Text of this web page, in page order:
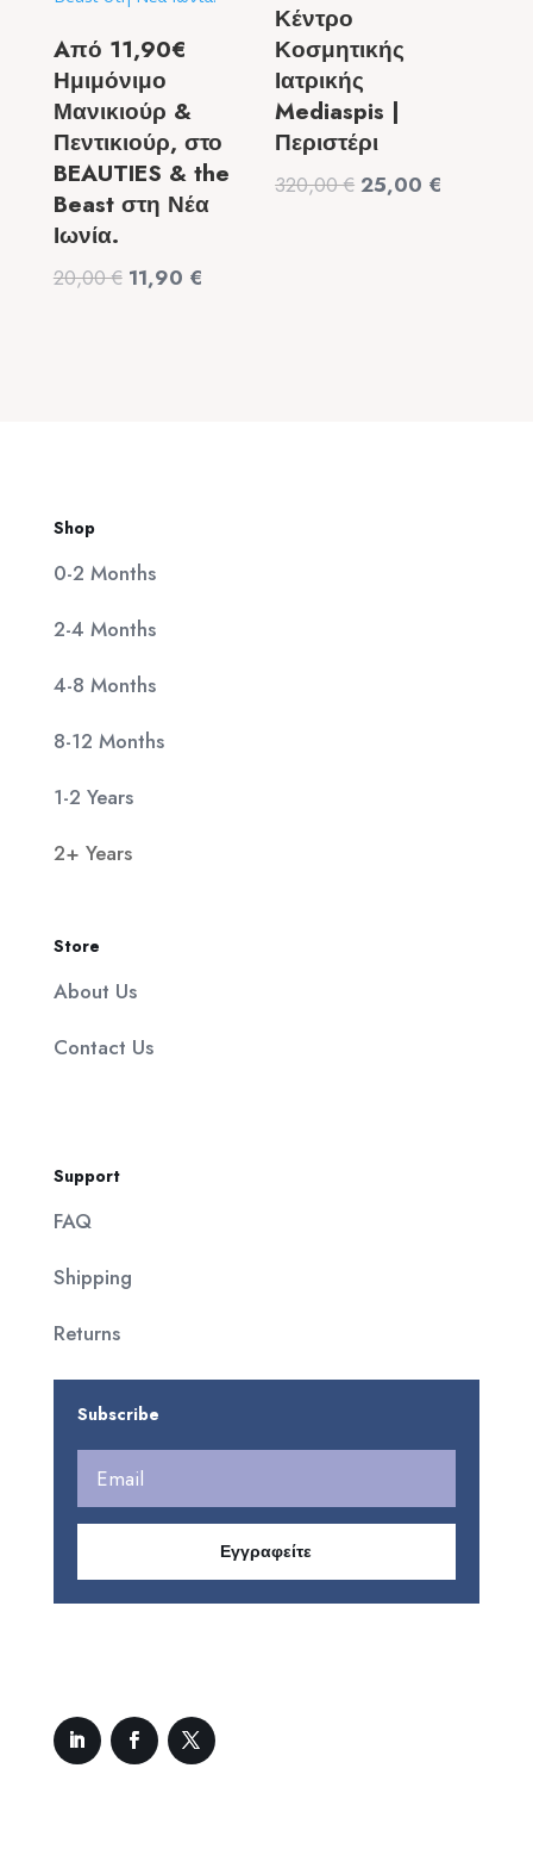
Aπό 11,90€
Ημιμόνιμο
Μανικιούρ &
Πεντικιούρ, στο
BEAUTIES & the
Beast στη Νέα
Ιωνία.
20,00€ Original
11,90 €
Κέντρο
Κοσμητικής
Ιατρικής
Mediaspis |
Περιστέρι
320,00€ Original
25,00 €
Shop
0-2 Months
2-4 Months
4-8 Months
8-12 Months
1-2 Years
2+ Years
Store
About Us
Contact Us
Support
FAQ
Shipping
Returns
Subscribe
Εγγραφείτε